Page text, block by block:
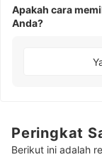
Apakah cara
Anda?
Peringkat
Berikut ini adalah